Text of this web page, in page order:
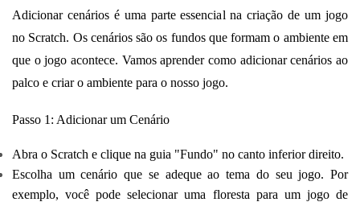
Adicionar cenários é uma parte essencial na criação de um jogo
no Scratch. Os cenários são os fundos que formam o ambiente em
que o jogo acontece. Vamos aprender como adicionar cenários ao
palco e criar o ambiente para o nosso jogo.
Passo 1: Adicionar um Cenário
Abra o Scratch e clique na guia "Fundo" no canto inferior direito.
Escolha um cenário que se adeque ao tema do seu jogo. Por
exemplo, você pode selecionar uma floresta para um jogo de